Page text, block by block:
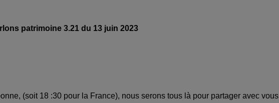
patrimoine 3.21 du 13 juin 2023
(soit 18 :30 pour la France), nous serons tous là pour partager avec vous